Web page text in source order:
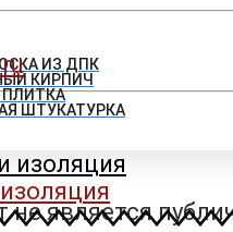
ИЗ ДПК
КИРПИЧ
ШТУКАТУРКА
изоляция
не является